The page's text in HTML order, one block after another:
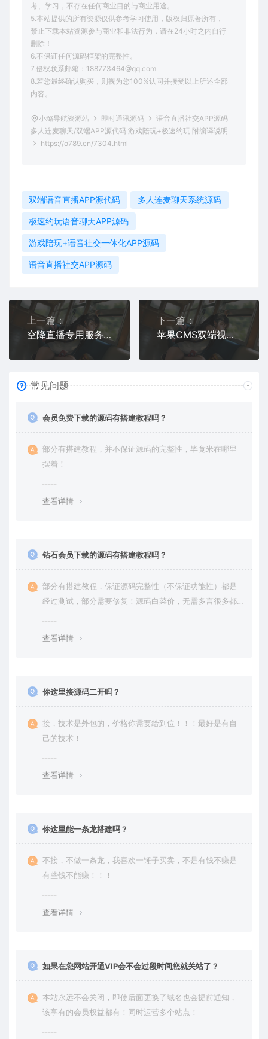
考、学习，不存在任何商业目的与商业用途。
5.本站提供的所有资源仅供参考学习使用，版权归原著所有，
禁止下载本站资源参与商业和非法行为，请在24小时之内自行
删除！
6.不保证任何源码框架的完整性。
7.侵权联系邮箱：188773464@qq.com
8.若您最终确认购买，则视为您100%认同并接受以上所述全部
内容。
小璐导航资源站 即时通讯源码
语音直播社交APP源码
多人连麦聊天/双端APP源代码 游戏陪玩+极速约玩 附编译说明
https://o789.cn/7304.html
双端语音直播APP源代码 多人连麦聊天系统源码
极速约玩语音聊天APP源码
游戏陪玩+语音社交一体化APP源码
语音直播社交APP源码
上一篇：
空降直播专用服务器打包｜运营级部署方案+一键安装包下载
下一篇：
苹果CMS双端视频播放APP源码+完整搭建教程｜含安卓/iOS端
常见问题
会员免费下载的源码有搭建教程吗？
部分有搭建教程，并不保证源码的完整性，毕竟米在哪里
摆着！
查看详情
钻石会员下载的源码有搭建教程吗？
部分有搭建教程，保证源码完整性（不保证功能性）都是
经过测试，部分需要修复！源码白菜价，无需多言很多都
查看详情
你这里接源码二开吗？
接，技术是外包的，价格你需要给到位！！！最好是有自
己的技术！
查看详情
你这里能一条龙搭建吗？
不接，不做一条龙，我喜欢一锤子买卖，不是有钱不赚是
有些钱不能赚！！！
查看详情
如果在您网站开通VIP会不会过段时间您就关站了？
本站永远不会关闭，即使后面更换了域名也会提前通知，
该享有的会员权益都有！同时运营多个站点！